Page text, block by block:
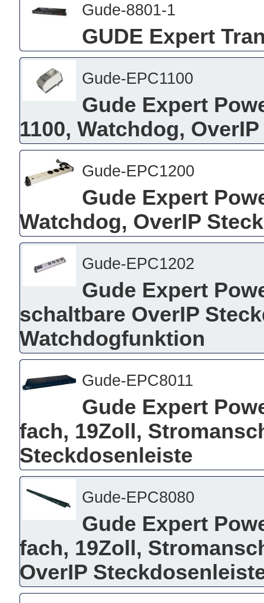
Gude-8801-1
GUDE Expert
Gude-EPC1100
Gude Expert
1100, Watchdog,
Gude-EPC1200
Gude Expert
Watchdog, OverIP
Gude-EPC1202
Gude Expert
schaltbare OverIP
Watchdogfunktion
Gude-EPC8011
Gude Expert
fach, 19Zoll,
Steckdosenleiste
Gude-EPC8080
Gude Expert
fach, 19Zoll,
OverIP